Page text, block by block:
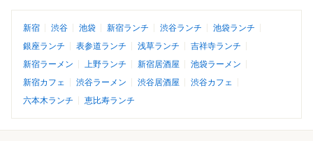
新宿 渋谷 池袋 新宿ランチ 渋谷ランチ
池袋ランチ
銀座ランチ
表参道ランチ 浅草ランチ
吉祥寺ランチ
新宿ラーメン
上野ランチ 新宿居酒屋
池袋ラーメン
新宿カフェ
渋谷ラーメン 渋谷居酒屋
渋谷カフェ
六本木ランチ
恵比寿ランチ